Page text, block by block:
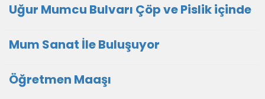
Uğur Mumcu Bulvarı Çöp ve Pislik içinde
Mum Sanat İle Buluşuyor
Öğretmen Maaşı